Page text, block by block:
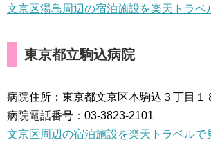
文京区湯島周辺の宿泊施設を楽天トラベ
東京都立駒込病院
病院住所：東京都文京区本駒込３丁目１
病院電話番号：03-3823-2101
文京区周辺の宿泊施設を楽天トラベルで